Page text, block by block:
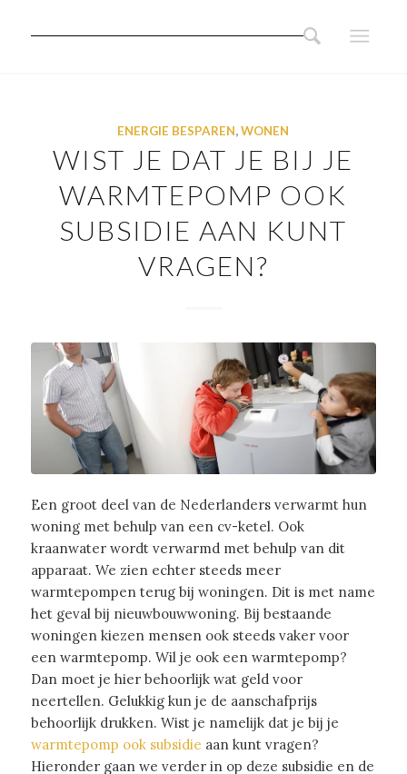
ENERGIE BESPAREN,WONEN
WIST JE DAT JE BIJ JE
WARMTEPOMP OOK
SUBSIDIE AAN KUNT
VRAGEN?
Een groot deel van de Nederlanders verwarmt hun
woning met behulp van een cv-ketel. Ook
kraanwater wordt verwarmd met behulp van dit
apparaat. We zien echter steeds meer
warmtepompen terug bij woningen. Dit is met name
het geval bij nieuwbouwwoning. Bij bestaande
woningen kiezen mensen ook steeds vaker voor
een warmtepomp. Wil je ook een warmtepomp?
Dan moet je hier behoorlijk wat geld voor
neertellen. Gelukkig kun je de aanschafprijs
behoorlijk drukken. Wist je namelijk dat je bij je
warmtepomp ook subsidie aan kunt vragen?
Hieronder gaan we verder in op deze subsidie en de